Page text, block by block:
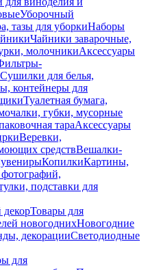
Уборочный
тазы для уборкиНаборы
Чайники заварочные,
молочникиАксессуары
Сушилки для белья,
контейнеры для
Туалетная бумага,
губки, мусорные
тараАксессуары
Веревки,
средствВешалки-
КопилкиКартины,
подставки для
Товары для
новогоднихНовогодние
декорацииСветодиодные
для